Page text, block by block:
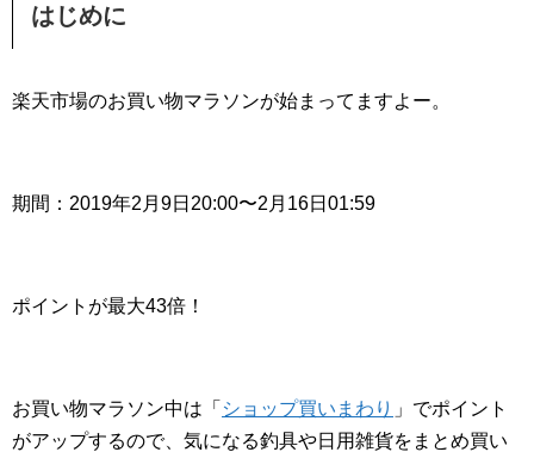
はじめに
楽天市場のお買い物マラソンが始まってますよー。
期間：2019年2月9日20:00〜2月16日01:59
ポイントが最大43倍！
お買い物マラソン中は「 ショップ買いまわり 」でポイント
がアップするので、気になる釣具や日用雑貨をまとめ買い